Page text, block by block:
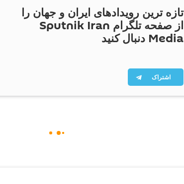
تازه ترین رویدادهای ایران و جهان را
از صفحه تلگرام Sputnik Iran
Media دنبال کنید
اشتراک